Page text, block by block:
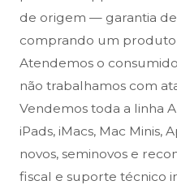
de origem — garantia
comprando um
Atendemos o
não trabalhamos com
Vendemos toda a linha
iPads, iMacs, Mac Minis,
novos, seminovos e
fiscal e suporte técnico